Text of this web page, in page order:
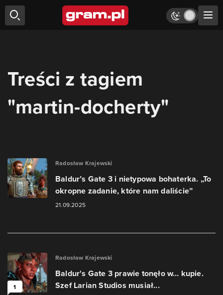
Treści z tagiem
"martin-docherty"
Radosław Krajewski
Baldur’s Gate 3 i nietypowa bohaterka. „To
okropne zadanie, które nam daliście”
21.09.2025
1
Radosław Krajewski
Baldur's Gate 3 prawie tonęło w… kupie.
Szef Larian Studios musiał...